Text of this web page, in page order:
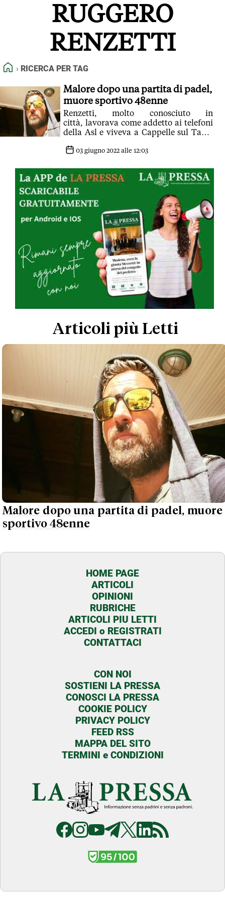
FEED RSS
NORMATIVE DEONTOLOGICHE
RUGGERO
RENZETTI
HOME
RICERCA PER TAG
Malore dopo una partita di padel,
muore sportivo 48enne
Renzetti, molto conosciuto in
città, lavorava come addetto ai telefoni
della Asl e viveva a Cappelle sul Tavo:
03 giugno 2022 alle 12:03
Articoli più Letti
Malore dopo una partita di padel, muore
sportivo 48enne
HOME PAGE
ARTICOLI
OPINIONI
RUBRICHE
ARTICOLI PIU LETTI
ACCEDI o REGISTRATI
CONTATTACI
CON NOI
SOSTIENI LA PRESSA
CONOSCI LA PRESSA
COOKIE POLICY
PRIVACY POLICY
FEED RSS
MAPPA DEL SITO
TERMINI e CONDIZIONI